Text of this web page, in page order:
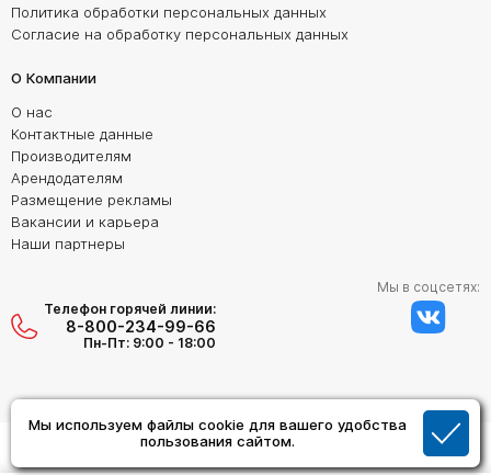
Мы используем файлы cookie для вашего удобства
пользования сайтом.
Политика обработки персональных данных
Согласие на обработку персональных данных
О Компании
О нас
Контактные данные
Производителям
Арендодателям
Размещение рекламы
Вакансии и карьера
Наши партнеры
Телефон горячей линии:
8-800-234-99-66
Пн-Пт: 9:00 - 18:00
Мы в соцсетях: